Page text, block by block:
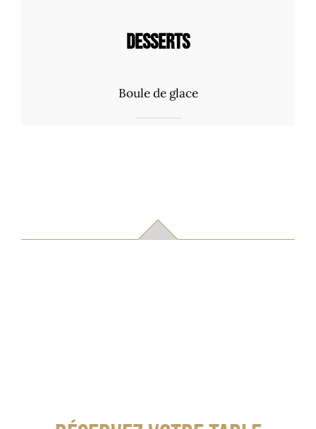
DESSERTS
Boule de glace